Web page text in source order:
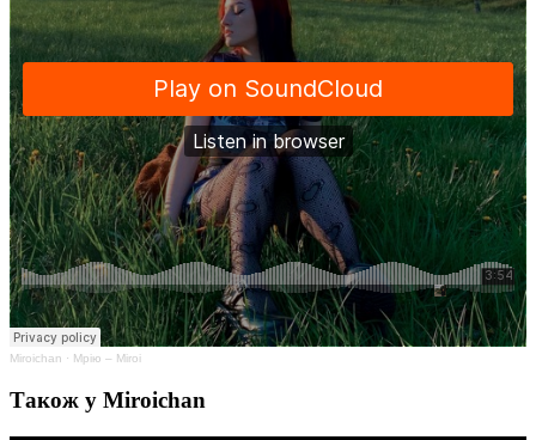
Miroichan · Мрію – Miroi
Також у Miroichan